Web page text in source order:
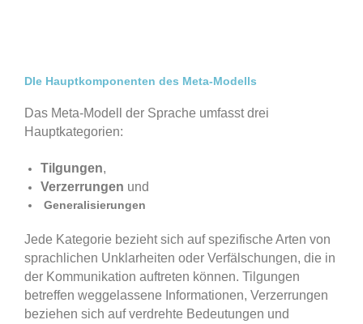
DIe Hauptkomponenten des Meta-Modells
Das Meta-Modell der Sprache umfasst drei
Hauptkategorien:
Tilgungen,
Verzerrungen und
Generalisierungen
Jede Kategorie bezieht sich auf spezifische Arten von
sprachlichen Unklarheiten oder Verfälschungen, die in
der Kommunikation auftreten können. Tilgungen
betreffen weggelassene Informationen, Verzerrungen
beziehen sich auf verdrehte Bedeutungen und